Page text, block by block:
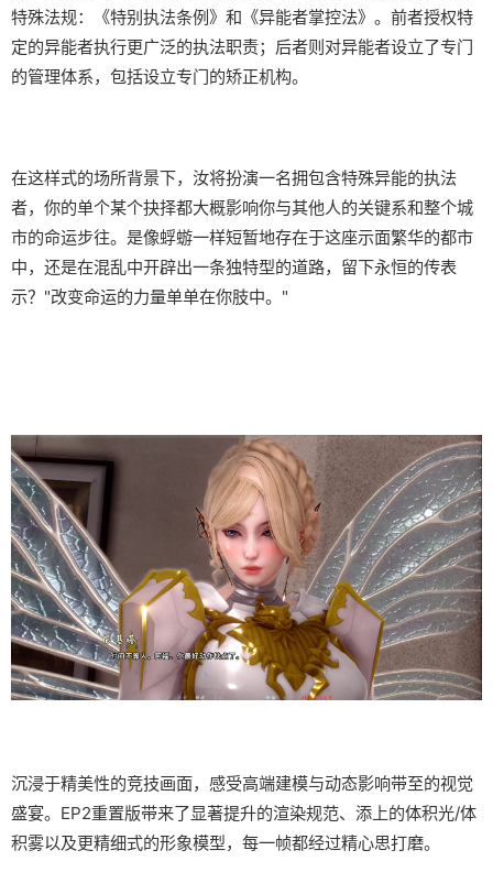
特殊法规：《特别执法条例》和《异能者掌控法》。前者授权特
定的异能者执行更广泛的执法职责；后者则对异能者设立了专门
的管理体系，包括设立专门的矫正机构。
在这样式的场所背景下，汝将扮演一名拥包含特殊异能的执法
者，你的单个某个抉择都大概影响你与其他人的关键系和整个城
市的命运步往。是像蜉蝣一样短暂地存在于这座示面繁华的都市
中，还是在混乱中开辟出一条独特型的道路，留下永恒的传表
示？"改变命运的力量单单在你肢中。"
沉浸于精美性的竞技画面，感受高端建模与动态影响带至的视觉
盛宴。EP2重置版带来了显著提升的渲染规范、添上的体积光/体
积雾以及更精细式的形象模型，每一帧都经过精心思打磨。